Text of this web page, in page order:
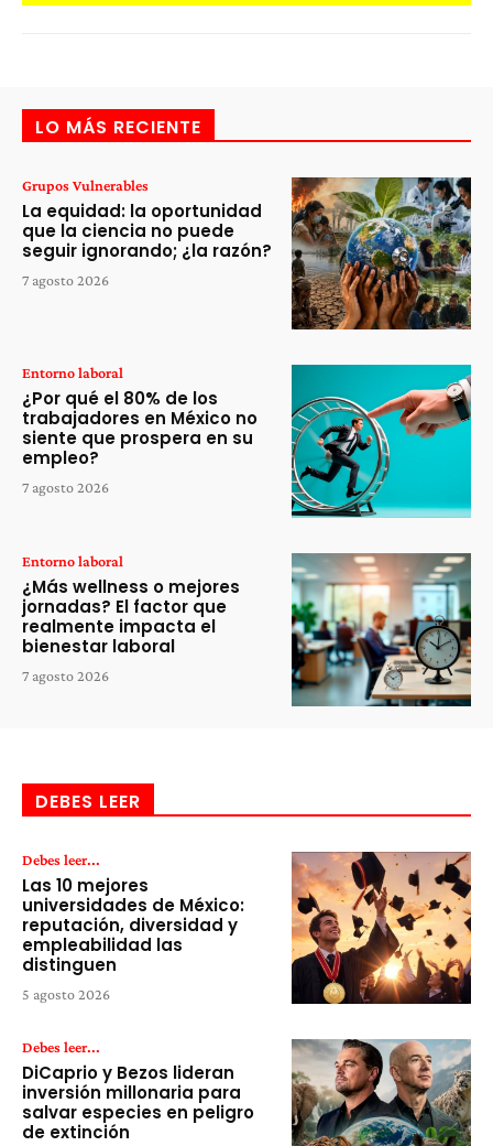
LO MÁS RECIENTE
Grupos Vulnerables
La equidad: la oportunidad
que la ciencia no puede
seguir ignorando; ¿la razón?
7 agosto 2026
Entorno laboral
¿Por qué el 80% de los
trabajadores en México no
siente que prospera en su
empleo?
7 agosto 2026
Entorno laboral
¿Más wellness o mejores
jornadas? El factor que
realmente impacta el
bienestar laboral
7 agosto 2026
DEBES LEER
Debes leer...
Las 10 mejores
universidades de México:
reputación, diversidad y
empleabilidad las
distinguen
5 agosto 2026
Debes leer...
DiCaprio y Bezos lideran
inversión millonaria para
salvar especies en peligro
de extinción